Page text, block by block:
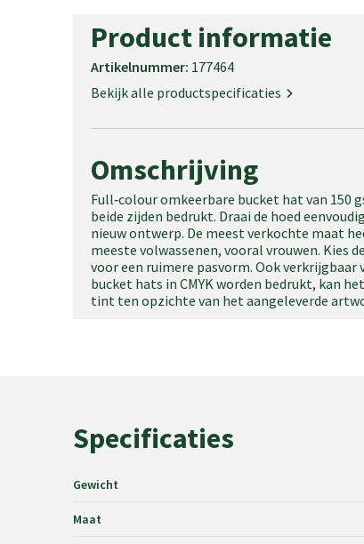
Product informatie
Artikelnummer: 177464
Bekijk alle productspecificaties
Omschrijving
Full‑colour omkeerbare bucket hat van 150
beide zijden bedrukt. Draai de hoed
nieuw ontwerp. De meest verkochte maat
meeste volwassenen, vooral vrouwen. Kies
voor een ruimere pasvorm. Ook verkrijgbaar
bucket hats in CMYK worden bedrukt, kan
tint ten opzichte van het aangeleverde
Specificaties
Gewicht
Maat